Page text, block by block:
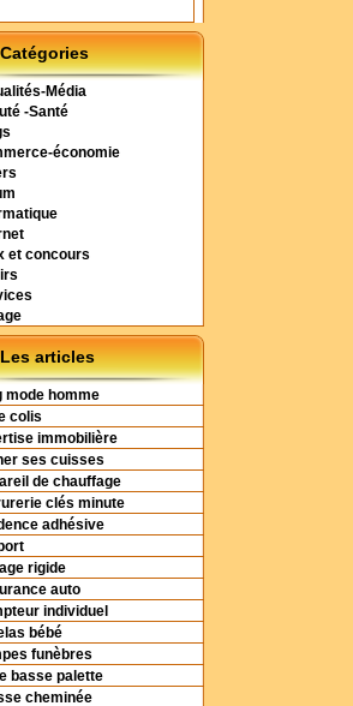
Catégories
Média
-Santé
économie
et concours
Les articles
mode homme
colis
immobilière
ses cuisses
de chauffage
clés minute
adhésive
rigide
auto
individuel
bébé
funèbres
basse palette
cheminée